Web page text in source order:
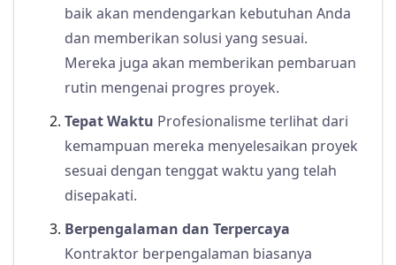
baik akan mendengarkan kebutuhan Anda
dan memberikan solusi yang sesuai.
Mereka juga akan memberikan pembaruan
rutin mengenai progres proyek.
Tepat Waktu Profesionalisme terlihat dari
kemampuan mereka menyelesaikan proyek
sesuai dengan tenggat waktu yang telah
disepakati.
Berpengalaman dan Terpercaya
Kontraktor berpengalaman biasanya